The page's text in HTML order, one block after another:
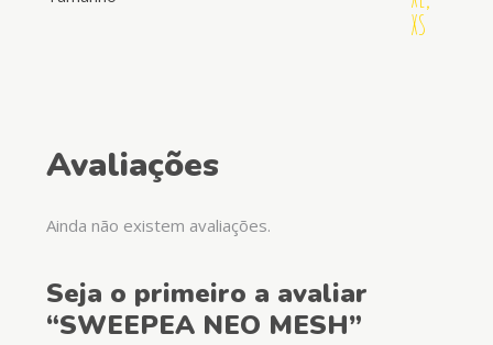
XS
Avaliações
Ainda não existem avaliações.
Seja o primeiro a avaliar
“SWEEPEA NEO MESH”